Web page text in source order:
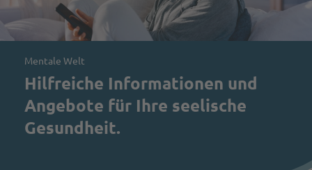
Mentale Welt
Hilfreiche Informationen und
Angebote für Ihre seelische
Gesundheit.